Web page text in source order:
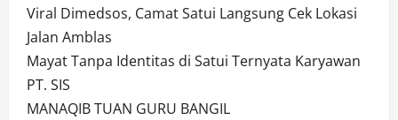
Viral Dimedsos, Camat Satui Langsung Cek Lokasi
Jalan Amblas
Mayat Tanpa Identitas di Satui Ternyata Karyawan
PT. SIS
MANAQIB TUAN GURU BANGIL